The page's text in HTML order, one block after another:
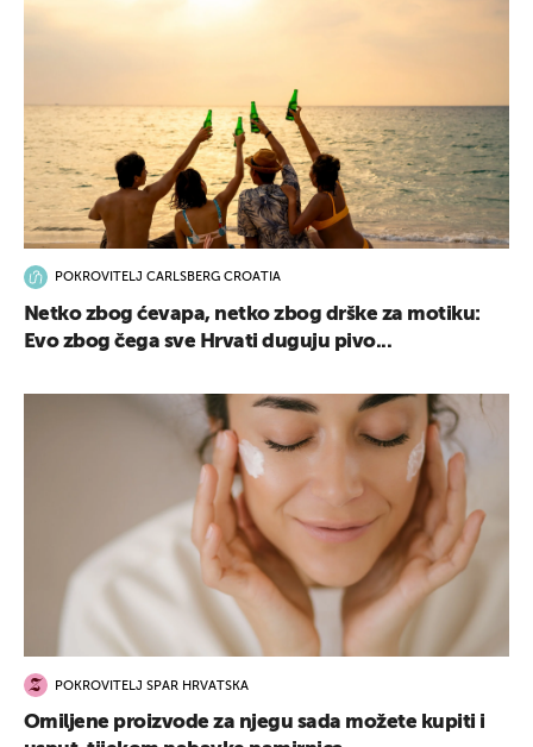
POKROVITELJ CARLSBERG CROATIA
Netko zbog ćevapa, netko zbog drške za motiku:
Evo zbog čega sve Hrvati duguju pivo...
POKROVITELJ SPAR HRVATSKA
Omiljene proizvode za njegu sada možete kupiti i